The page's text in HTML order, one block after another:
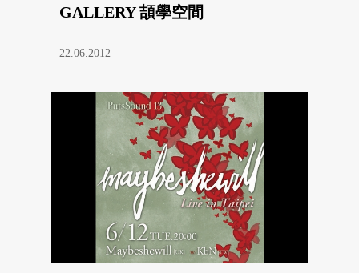
GALLERY 頡學空間
22.06.2012